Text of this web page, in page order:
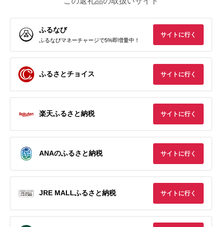
ふるなび
ふるなびマネーチャージで5%即増量中！
サイトに行く
ふるさとチョイス サイトに行く
楽天ふるさと納税 サイトに行く
ANAのふるさと納税 サイトに行く
JRE MALLふるさと納税 サイトに行く